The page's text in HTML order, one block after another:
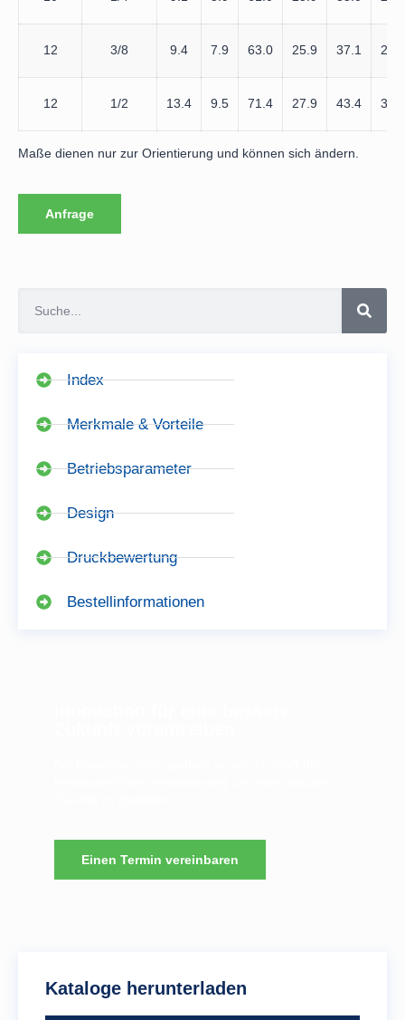
Index
Merkmale & Vorteile
Betriebsparameter
Design
Druckbewertung
Bestellinformationen
Einen Termin vereinbaren
Kataloge herunterladen
12 3/8 9.4 7.9 63.0 25.9 37.1 26.4
12 1/2 13.4 9.5 71.4 27.9 43.4 32.0
Maße dienen nur zur Orientierung und können sich ändern.
Anfrage